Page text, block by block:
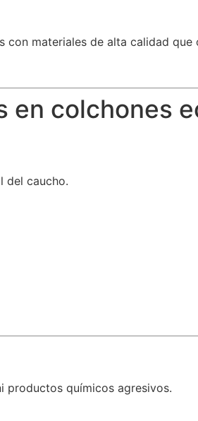
con materiales de alta calidad que
en colchones
del caucho.
productos químicos agresivos.